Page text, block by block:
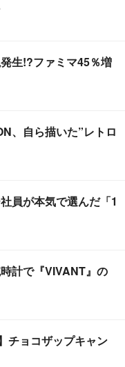
生!?ファミマ45％増
、自ら描いた”レトロ
員が本気で選んだ「1
計で『VIVANT』の
チョコザップキャン